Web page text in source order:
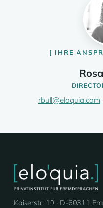
IHRE
rbull@eloquia.com ·
Kaiserstr. 10 · D-60311